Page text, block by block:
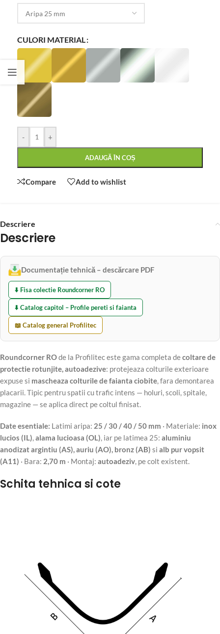
CULORI MATERIAL
- +
ADAUGĂ ÎN COȘ
Compare Add to wishlist
Descriere
Descriere
Documentație tehnică – descărcare PDF
⬇️ Fisa colectie Roundcorner RO
⬇️ Catalog capitol – Profile pereti si faianta
📖 Catalog general Profilitec
Roundcorner ROde la Profilitec este gama completa decoltare de
protectie rotunjite, autoadezive: protejeaza colturile exterioare
expuse si mascheaza colturile de faianta ciobite, fara demontarea
placarii. Tipic pentru spatii cu trafic intens — holuri, scoli, spitale,
magazine — se aplica direct pe coltul finisat.
Date esentiale: Latimi aripa: 25 / 30 / 40 / 50 mm · Materiale: inox
lucios (IL),alama lucioasa (OL), iar pe latimea 25: aluminiu
anodizat argintiu (AS), auriu (AO), bronz (AB) si alb pur vopsit
(A11) · Bara: 2,70 m · Montaj: autoadeziv, pe colt existent.
Schita tehnica si cote